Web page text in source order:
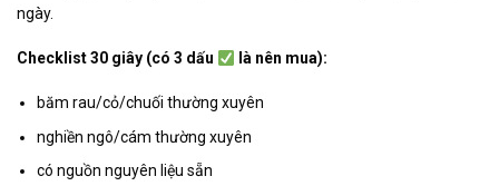
ngày.
Checklist 30 giây (có 3 dấu là nên mua):
băm rau/cỏ/chuối thường xuyên
nghiền ngô/cám thường xuyên
có nguồn nguyên liệu sẵn